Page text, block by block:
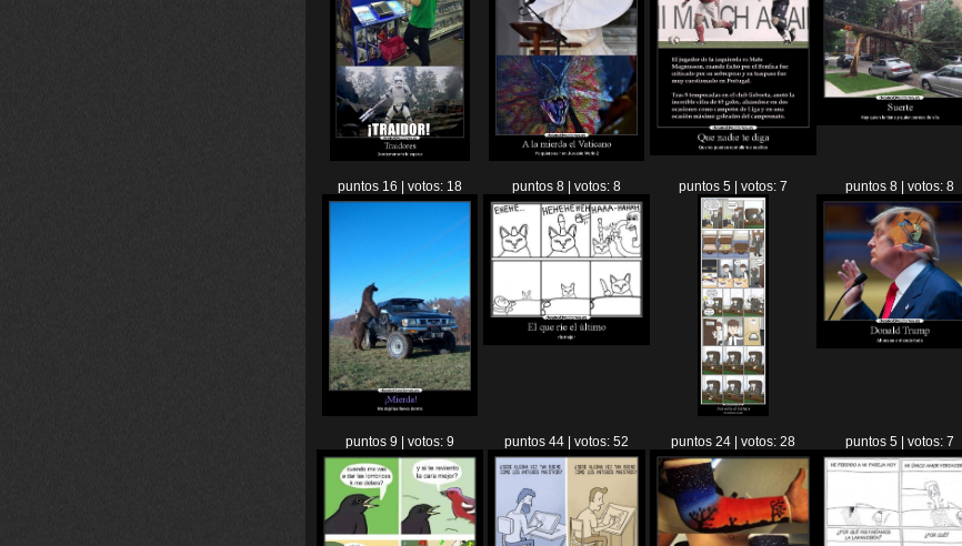
puntos 16 | votos: 18 puntos 8 | votos: 8 puntos 5 | votos: 7 puntos 8 | votos: 8
puntos 9 | votos: 9 puntos 44 | votos: 52 puntos 24 | votos: 28 puntos 5 | votos: 7